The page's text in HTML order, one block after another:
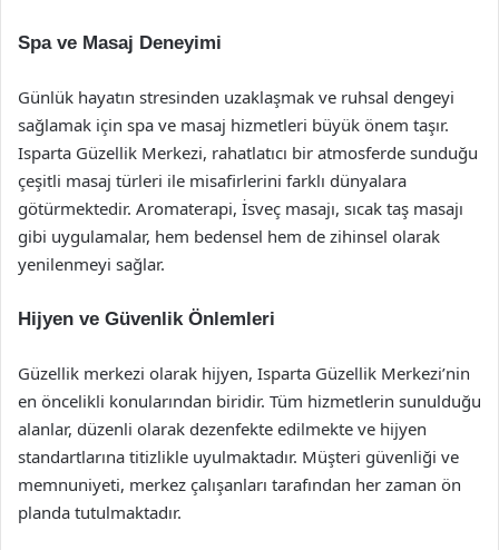
Spa ve Masaj Deneyimi
Günlük hayatın stresinden uzaklaşmak ve ruhsal dengeyi
sağlamak için spa ve masaj hizmetleri büyük önem taşır.
Isparta Güzellik Merkezi, rahatlatıcı bir atmosferde sunduğu
çeşitli masaj türleri ile misafirlerini farklı dünyalara
götürmektedir. Aromaterapi, İsveç masajı, sıcak taş masajı
gibi uygulamalar, hem bedensel hem de zihinsel olarak
yenilenmeyi sağlar.
Hijyen ve Güvenlik Önlemleri
Güzellik merkezi olarak hijyen, Isparta Güzellik Merkezi’nin
en öncelikli konularından biridir. Tüm hizmetlerin sunulduğu
alanlar, düzenli olarak dezenfekte edilmekte ve hijyen
standartlarına titizlikle uyulmaktadır. Müşteri güvenliği ve
memnuniyeti, merkez çalışanları tarafından her zaman ön
planda tutulmaktadır.